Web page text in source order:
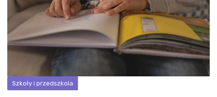
Szkoły i przedszkola